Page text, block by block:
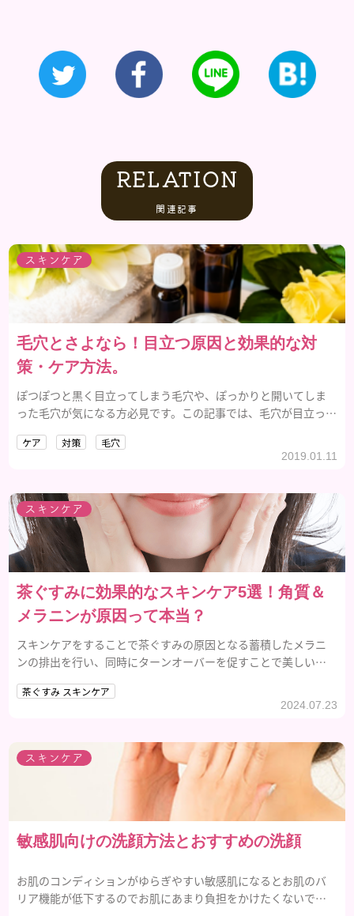
RELATION
関連記事
スキンケア
毛穴とさよなら！目立つ原因と効果的な対
策・ケア方法。
ぽつぽつと黒く目立ってしまう毛穴や、ぽっかりと開いてしま
った毛穴が気になる方必見です。この記事では、毛穴が目立って
介していきます。
ケア 対策 毛穴
2019.01.11
スキンケア
茶ぐすみに効果的なスキンケア5選！角質＆
メラニンが原因って本当？
スキンケアをすることで茶ぐすみの原因となる蓄積したメラニ
ンの排出を行い、同時にターンオーバーを促すことで美しい肌
茶ぐすみ スキンケア
2024.07.23
スキンケア
敏感肌向けの洗顔方法とおすすめの洗顔
お肌のコンディションがゆらぎやすい敏感肌になるとお肌のバ
リア機能が低下するのでお肌にあまり負担をかけたくないです